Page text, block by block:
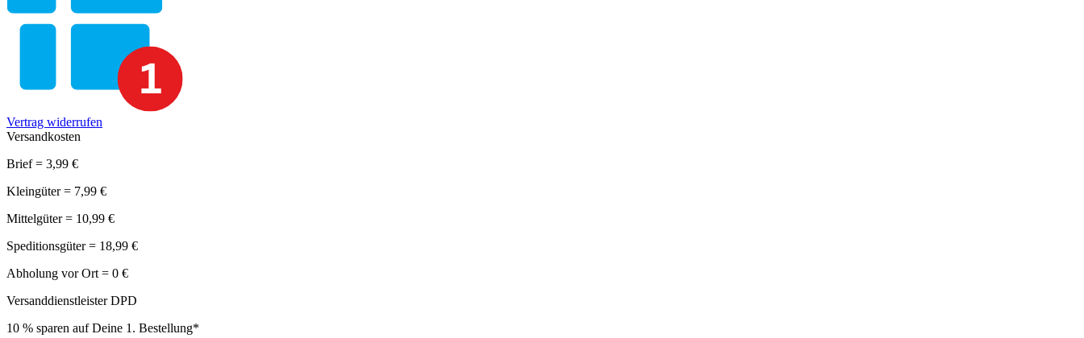
Vertrag widerrufen
Versandkosten
Brief = 3,99 €
Kleingüter = 7,99 €
Mittelgüter = 10,99 €
Speditionsgüter = 18,99 €
Abholung vor Ort = 0 €
Versanddienstleister DPD
10 % sparen auf Deine 1. Bestellung*